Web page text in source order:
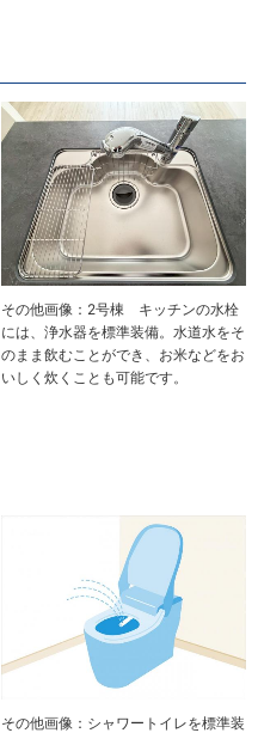
その他画像：2号棟 キッチンの水栓
には、浄水器を標準装備。水道水をそ
のまま飲むことができ、お米などをお
いしく炊くことも可能です。
その他画像：シャワートイレを標準装